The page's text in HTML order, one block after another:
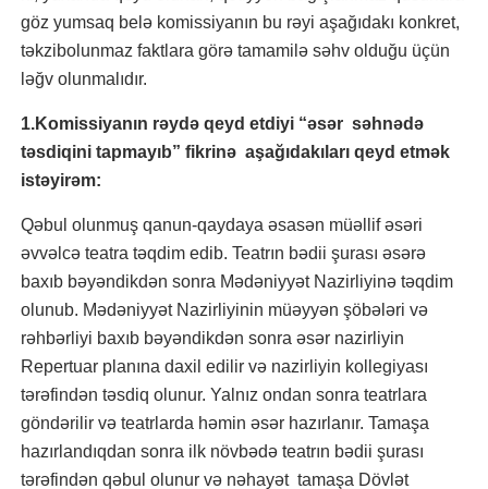
göz yumsaq belə komissiyanın bu rəyi aşağıdakı konkret,
təkzibolunmaz faktlara görə tamamilə səhv olduğu üçün
ləğv olunmalıdır.
1.Komissiyanın rəydə qeyd etdiyi “əsər səhnədə
təsdiqini tapmayıb” fikrinə aşağıdakıları qeyd etmək
istəyirəm:
Qəbul olunmuş qanun-qaydaya əsasən müəllif əsəri
əvvəlcə teatra təqdim edib. Teatrın bədii şurası əsərə
baxıb bəyəndikdən sonra Mədəniyyət Nazirliyinə təqdim
olunub. Mədəniyyət Nazirliyinin müəyyən şöbələri və
rəhbərliyi baxıb bəyəndikdən sonra əsər nazirliyin
Repertuar planına daxil edilir və nazirliyin kollegiyası
tərəfindən təsdiq olunur. Yalnız ondan sonra teatrlara
göndərilir və teatrlarda həmin əsər hazırlanır. Tamaşa
hazırlandıqdan sonra ilk növbədə teatrın bədii şurası
tərəfindən qəbul olunur və nəhayət tamaşa Dövlət